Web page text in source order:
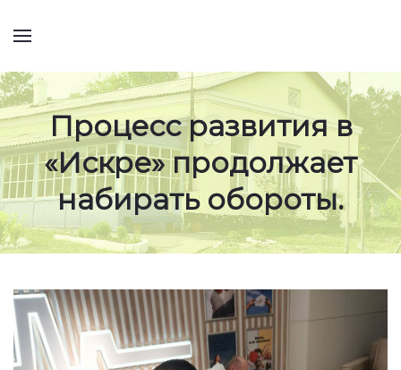
Процесс развития в
«Искре» продолжает
набирать обороты.